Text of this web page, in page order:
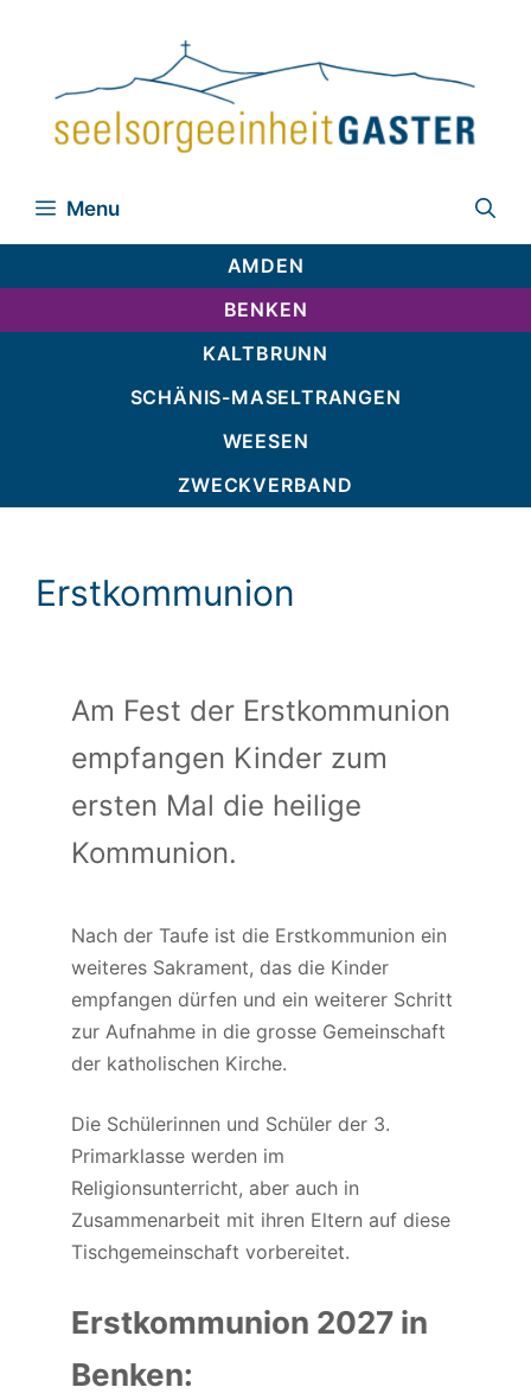
Menu
AMDEN
BENKEN
KALTBRUNN
SCHÄNIS-MASELTRANGEN
WEESEN
ZWECKVERBAND
Erstkommunion
Am Fest der Erstkommunion
empfangen Kinder zum
ersten Mal die heilige
Kommunion.
Nach der Taufe ist die Erstkommunion ein
weiteres Sakrament, das die Kinder
empfangen dürfen und ein weiterer Schritt
zur Aufnahme in die grosse Gemeinschaft
der katholischen Kirche.
Die Schülerinnen und Schüler der 3.
Primarklasse werden im
Religionsunterricht, aber auch in
Zusammenarbeit mit ihren Eltern auf diese
Tischgemeinschaft vorbereitet.
Erstkommunion 2027 in
Benken: